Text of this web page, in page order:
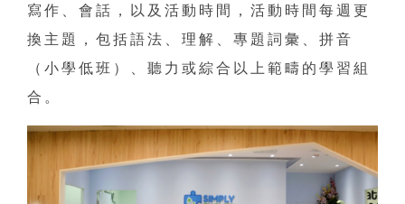
寫作、會話，以及活動時間，活動時間每週更
換主題，包括語法、理解、專題詞彙、拼音
（小學低班）、聽力或綜合以上範疇的學習組
合。